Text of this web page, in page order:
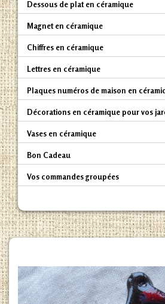
Dessous de plat en céramique
Magnet en céramique
Chiffres en céramique
Lettres en céramique
Plaques numéros de maison en
Décorations en céramique pour vos
Vases en céramique
Bon Cadeau
Vos commandes groupées